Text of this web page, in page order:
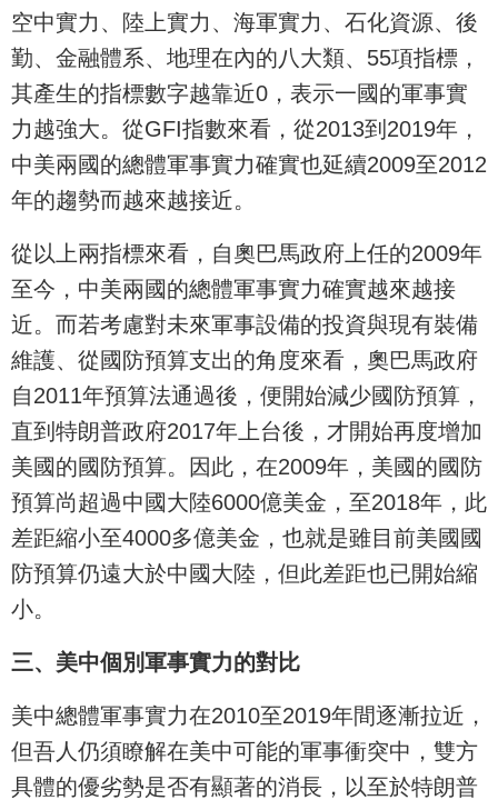
空中實力、陸上實力、海軍實力、石化資源、後
勤、金融體系、地理在內的八大類、55項指標，
其產生的指標數字越靠近0，表示一國的軍事實
力越強大。從GFI指數來看，從2013到2019年，
中美兩國的總體軍事實力確實也延續2009至2012
年的趨勢而越來越接近。
從以上兩指標來看，自奧巴馬政府上任的2009年
至今，中美兩國的總體軍事實力確實越來越接
近。而若考慮對未來軍事設備的投資與現有裝備
維護、從國防預算支出的角度來看，奧巴馬政府
自2011年預算法通過後，便開始減少國防預算，
直到特朗普政府2017年上台後，才開始再度增加
美國的國防預算。因此，在2009年，美國的國防
預算尚超過中國大陸6000億美金，至2018年，此
差距縮小至4000多億美金，也就是雖目前美國國
防預算仍遠大於中國大陸，但此差距也已開始縮
小。
三、美中個別軍事實力的對比
美中總體軍事實力在2010至2019年間逐漸拉近，
但吾人仍須瞭解在美中可能的軍事衝突中，雙方
具體的優劣勢是否有顯著的消長，以至於特朗普